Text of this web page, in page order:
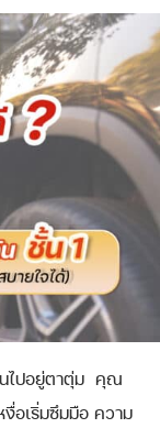
นไปอยู่ตาตุ่ม คุณ
งื่อเริ่มซึมมือ ความ